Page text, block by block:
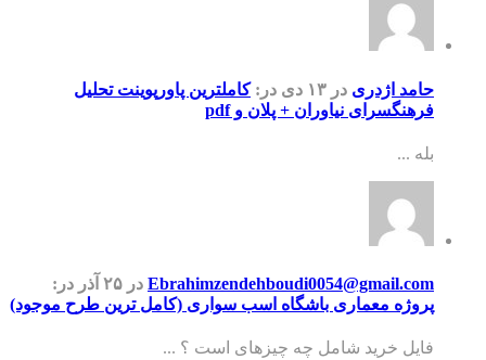
حامد اژدری در ۱۳ دی در:کاملترین پاورپوینت تحلیل
فرهنگسرای نیاوران + پلان و pdf
بله ...
Ebrahimzendehboudi0054@gmail.com در ۲۵ آذر
در:
پروژه معماری باشگاه اسب سواری (کامل ترین طرح موجود)
فایل خرید شامل چه چیزهای است ؟ ...